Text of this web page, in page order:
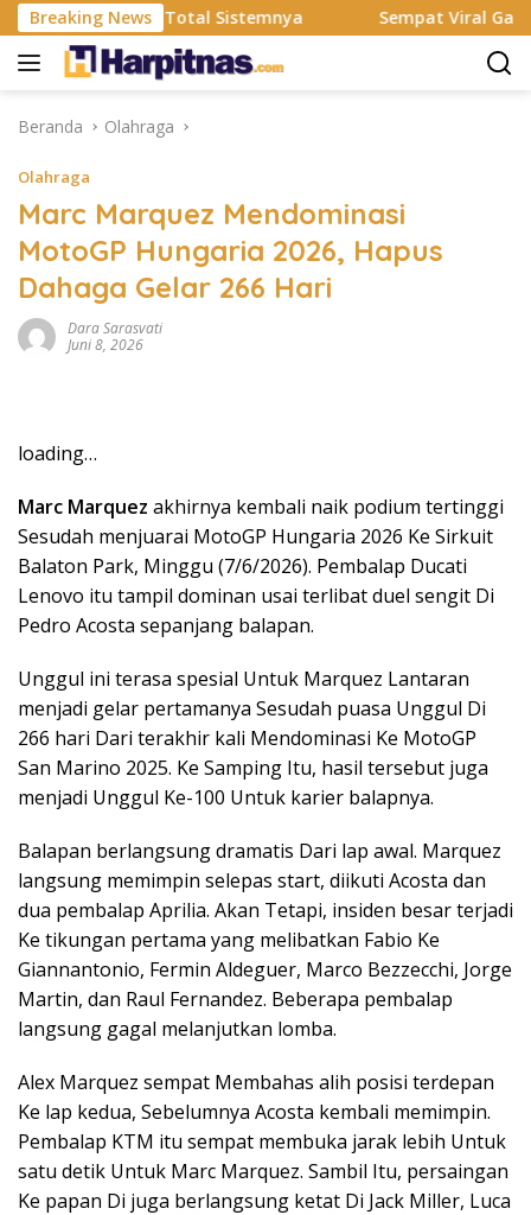
Langsung
ke
konten
Breaking News
Rombak Total Sistemnya Sempat Viral Gaya ASI
Beranda Olahraga
Olahraga
Marc Marquez Mendominasi
MotoGP Hungaria 2026, Hapus
Dahaga Gelar 266 Hari
Dara Sarasvati
Juni 8, 2026
loading…
Marc Marquez akhirnya kembali naik podium tertinggi
Sesudah menjuarai MotoGP Hungaria 2026 Ke Sirkuit
Balaton Park, Minggu (7/6/2026). Pembalap Ducati
Lenovo itu tampil dominan usai terlibat duel sengit Di
Pedro Acosta sepanjang balapan.
Unggul ini terasa spesial Untuk Marquez Lantaran
menjadi gelar pertamanya Sesudah puasa Unggul Di
266 hari Dari terakhir kali Mendominasi Ke MotoGP
San Marino 2025. Ke Samping Itu, hasil tersebut juga
menjadi Unggul Ke-100 Untuk karier balapnya.
Balapan berlangsung dramatis Dari lap awal. Marquez
langsung memimpin selepas start, diikuti Acosta dan
dua pembalap Aprilia. Akan Tetapi, insiden besar terjadi
Ke tikungan pertama yang melibatkan Fabio Ke
Giannantonio, Fermin Aldeguer, Marco Bezzecchi, Jorge
Martin, dan Raul Fernandez. Beberapa pembalap
langsung gagal melanjutkan lomba.
Alex Marquez sempat Membahas alih posisi terdepan
Ke lap kedua, Sebelumnya Acosta kembali memimpin.
Pembalap KTM itu sempat membuka jarak lebih Untuk
satu detik Untuk Marc Marquez. Sambil Itu, persaingan
Ke papan Di juga berlangsung ketat Di Jack Miller, Luca